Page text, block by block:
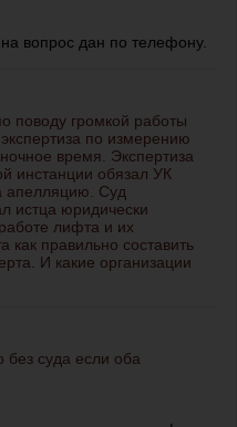
вопрос дан по телефону.
поводу громкой работы
по измерению
время. Экспертиза
инстанции обязал УК
апелляцию. Суд
истца юридически
лифта и их
как правильно составить
И какие организации
без суда если оба